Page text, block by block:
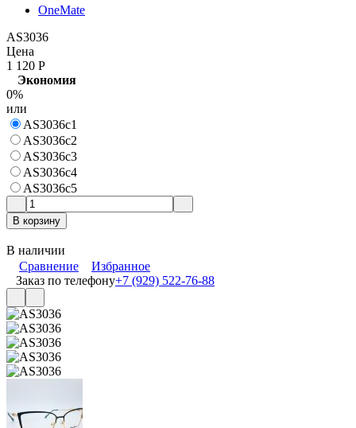
OneMate
AS3036
Цена
1 120 Р
Экономия
0%
или
AS3036c1
AS3036c2
AS3036c3
AS3036c4
AS3036c5
В корзину
В наличии
Сравнение
Избранное
Заказ по телефону+7 (929) 522-76-88